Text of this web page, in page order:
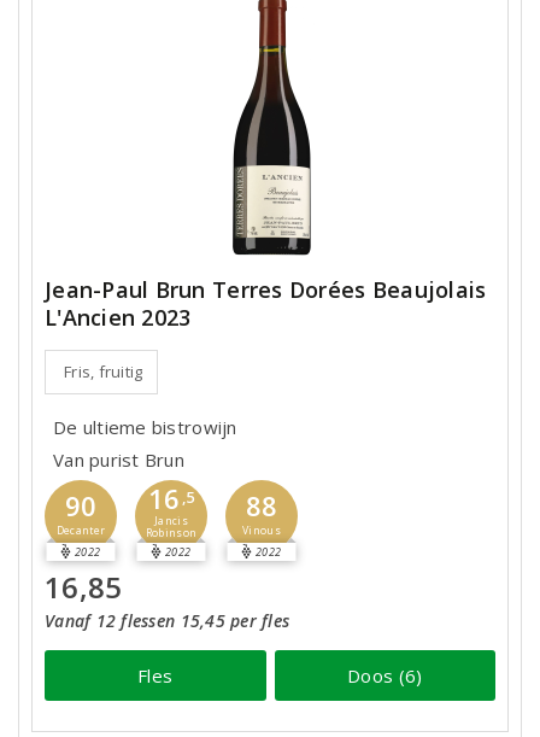
Jean-Paul Brun Terres Dorées Beaujolais
L'Ancien 2023
Fris, fruitig
De ultieme bistrowijn
Van purist Brun
90
Decanter
2022
16 ,5
Jancis
Robinson
2022
88
Vinous
2022
16,85
Vanaf 12 flessen 15,45 per fles
Fles Doos (6)